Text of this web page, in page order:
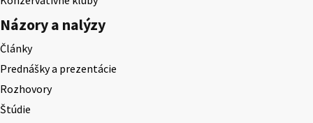
Názory a nalýzy
Články
Prednášky a prezentácie
Rozhovory
Štúdie